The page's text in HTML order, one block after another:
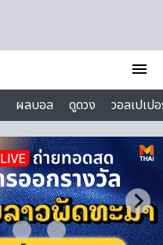
menu
ผลบอล ดูดวง
วอลเปเป